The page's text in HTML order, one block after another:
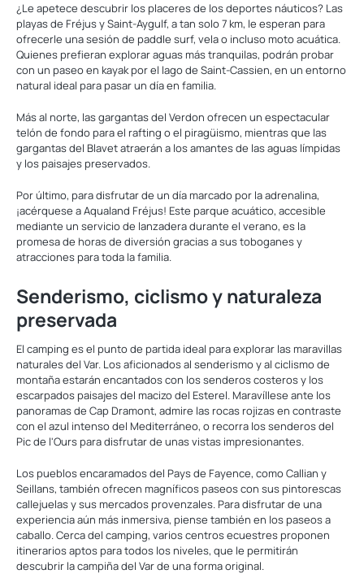
¿Le apetece descubrir los placeres de los deportes náuticos? Las
playas de Fréjus y Saint-Aygulf, a tan solo 7 km, le esperan para
ofrecerle una sesión de paddle surf, vela o incluso moto acuática.
Quienes prefieran explorar aguas más tranquilas, podrán probar
con un paseo en kayak por el lago de Saint-Cassien, en un entorno
natural ideal para pasar un día en familia.
Más al norte, las gargantas del Verdon ofrecen un espectacular
telón de fondo para el rafting o el piragüismo, mientras que las
gargantas del Blavet atraerán a los amantes de las aguas límpidas
y los paisajes preservados.
Por último, para disfrutar de un día marcado por la adrenalina,
¡acérquese a Aqualand Fréjus! Este parque acuático, accesible
mediante un servicio de lanzadera durante el verano, es la
promesa de horas de diversión gracias a sus toboganes y
atracciones para toda la familia.
Senderismo, ciclismo y naturaleza
preservada
El camping es el punto de partida ideal para explorar las maravillas
naturales del Var. Los aficionados al senderismo y al ciclismo de
montaña estarán encantados con los senderos costeros y los
escarpados paisajes del macizo del Esterel. Maravíllese ante los
panoramas de Cap Dramont, admire las rocas rojizas en contraste
con el azul intenso del Mediterráneo, o recorra los senderos del
Pic de l'Ours para disfrutar de unas vistas impresionantes.
Los pueblos encaramados del Pays de Fayence, como Callian y
Seillans, también ofrecen magníficos paseos con sus pintorescas
callejuelas y sus mercados provenzales. Para disfrutar de una
experiencia aún más inmersiva, piense también en los paseos a
caballo. Cerca del camping, varios centros ecuestres proponen
itinerarios aptos para todos los niveles, que le permitirán
descubrir la campiña del Var de una forma original.